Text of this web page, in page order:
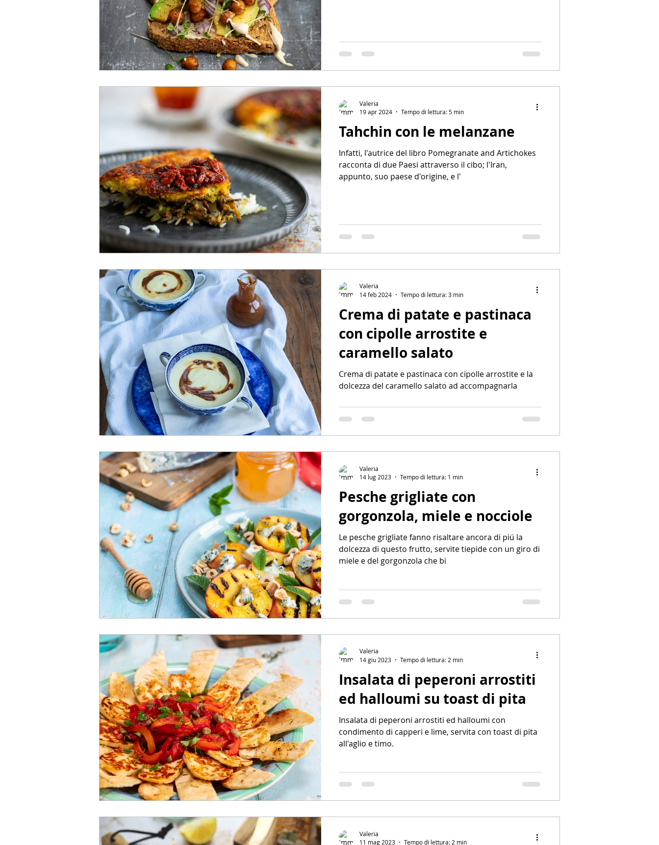
Tahchin con le melanzane
Infatti, l'autrice del libro Pomegranate and Artichokes
racconta di due Paesi attraverso il cibo; l'Iran,
appunto, suo paese d'origine, e l'
Valeria
19 apr 2024
Tempo di lettura: 5 min
Crema di patate e pastinaca
con cipolle arrostite e
caramello salato
Crema di patate e pastinaca con cipolle arrostite e la
dolcezza del caramello salato ad accompagnarla
Valeria
14 feb 2024
Tempo di lettura: 3 min
Pesche grigliate con
gorgonzola, miele e nocciole
Le pesche grigliate fanno risaltare ancora di piú la
dolcezza di questo frutto, servite tiepide con un giro di
miele e del gorgonzola che bi
Valeria
14 lug 2023
Tempo di lettura: 1 min
Insalata di peperoni arrostiti
ed halloumi su toast di pita
Insalata di peperoni arrostiti ed halloumi con
condimento di capperi e lime, servita con toast di pita
all'aglio e timo.
Valeria
14 giu 2023
Tempo di lettura: 2 min
Valeria
11 mag 2023
Tempo di lettura: 2 min